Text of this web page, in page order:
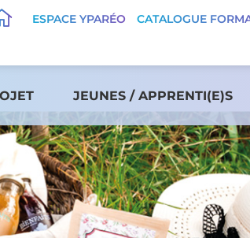
ESPACE YPARÉO CATALOGUE
JEUNES / APPRENTI(E)S